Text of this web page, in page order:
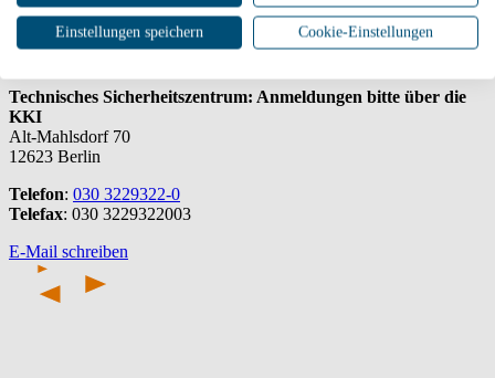
Kontaktieren Sie uns
Technisches Sicherheitszentrum: Anmeldungen bitte über die
KKI
Alt-Mahlsdorf 70
12623 Berlin
Telefon: 030 3229322-0
Telefax: 030 3229322003
E-Mail schreiben
Einstellungen speichern Cookie-Einstellungen